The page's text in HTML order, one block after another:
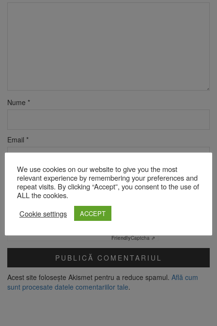
Nume *
Email *
Site web
Verificare anti-robot
FriendlyCaptcha ⇗
Acest site folosește Akismet pentru a reduce spamul. Află cum
sunt procesate datele comentariilor tale.
We use cookies on our website to give you the most
relevant experience by remembering your preferences and
repeat visits. By clicking “Accept”, you consent to the use of
ALL the cookies.
Cookie settings
ACCEPT